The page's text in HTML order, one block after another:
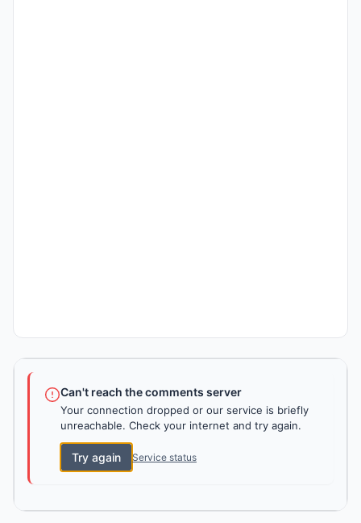
Can't reach the comments server
Your connection dropped or our service is briefly
unreachable. Check your internet and try again.
Try again Service status